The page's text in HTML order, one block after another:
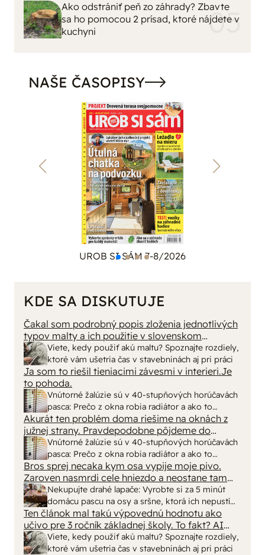
Ako odstrániť peň zo záhrady? Zbavte
sa ho pomocou 2 prísad, ktoré nájdete v
kuchyni
NAŠE ČASOPISY
UROB SI SÁM 7-8/2026
KDE SA DISKUTUJE
Viete, kedy použiť akú maltu? Spoznajte rozdiely,
ktoré vám ušetria čas v stavebninách aj pri práci
Čakal som podrobný popis zloženia jednotlivých
typov malty a ich použitie v slovenskom
prostredí, no dostal som len pár primitívnych rád
o výbere vriec v stavebninách. Kde sa podel
názov a zmysel časopisu "Urob si sám" ? To
skutočne už nemáme na Slovensku "fachmanov"!
Vypadá to tak že za pár rokov nám budú stavať
chaty a chalupy číňania a použijú BAMBUS !!!
Vnútorné žalúzie sú v 40-stupňových horúčavách
pasca: Prečo z okna robia radiátor a ako to
vyriešiť za pár eur?
Ja som to riešil tieniacimi závesmi v interieri.Je
to pohoda.
Vnútorné žalúzie sú v 40-stupňových horúčavách
pasca: Prečo z okna robia radiátor a ako to
vyriešiť za pár eur?
Akurát ten problém doma riešime na oknách z
južnej strany. Pravdepodobne pôjdeme do
vonkajšieho tienenia na spôsob markízy
250x150cm. Čínsky predajcovia idú okolo 100
eur kus.
Nekupujte drahé lapače: Vyrobte si za 5 minút
domácu pascu na osy a sršne, ktorá ich nepustí
von
Bros sprej necaka kym osa vypije moje pivo.
Zaroven nasmrdi cele hniezdo a neostane tam
nic zive. Vasa pasca naucinke moc efektivne.
Skor pritiahne slimaky
Viete, kedy použiť akú maltu? Spoznajte rozdiely,
ktoré vám ušetria čas v stavebninách aj pri práci
Ten článok mal takú výpovednú hodnotu ako
učivo pre 3 ročník základnej školy. To fakt? AI
alebo nejaka kniha z VŠ? Dnešné rychlotvrdnuce
malty - pevnosť 40 Mpa a doba schnutia tak 15